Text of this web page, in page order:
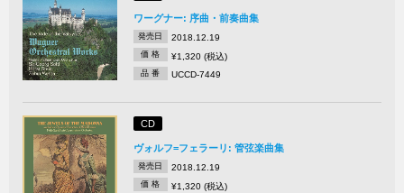
ワーグナー: 序曲・前奏曲集
発売日 2018.12.19
価 格 ¥1,320 (税込)
品 番 UCCD-7449
CD
ヴォルフ=フェラーリ: 管弦楽曲集
発売日 2018.12.19
価 格 ¥1,320 (税込)